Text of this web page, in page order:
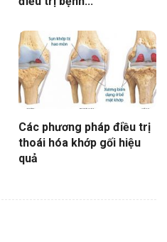
Các phương pháp điều trị
thoái hóa khớp gối hiệu
quả